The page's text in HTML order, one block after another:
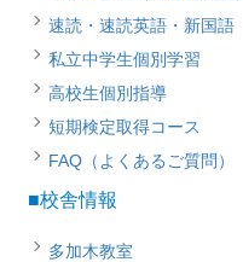
速読・速読英語・新国語
私立中学生個別学習
高校生個別指導
短期検定取得コース
FAQ（よくあるご質問）
■校舎情報
多加木教室